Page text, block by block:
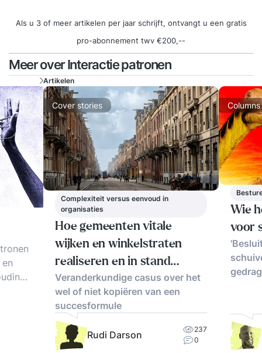
Als u 3 of meer artikelen per jaar schrijft, ontvangt u een gratis
pro-abonnement twv €200,--
Meer over Interactie patronen
Artikelen
Cover stories
Complexiteit versus eenvoud in
organisaties
Hoe gemeenten vitale
wijken en winkelstraten
realiseren en in stand
houden
Veranderkundige casus over het
wel of niet kopiëren van een
succesformule
Rudi Darson
237
0
Columns
Wie
voor